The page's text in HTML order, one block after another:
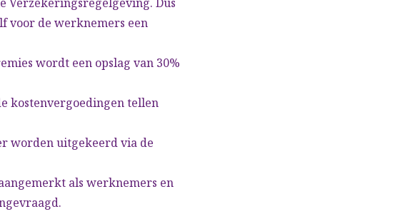
voor de werknemers een
wordt een opslag van 30%
kostenvergoedingen tellen
worden uitgekeerd via de
als werknemers en